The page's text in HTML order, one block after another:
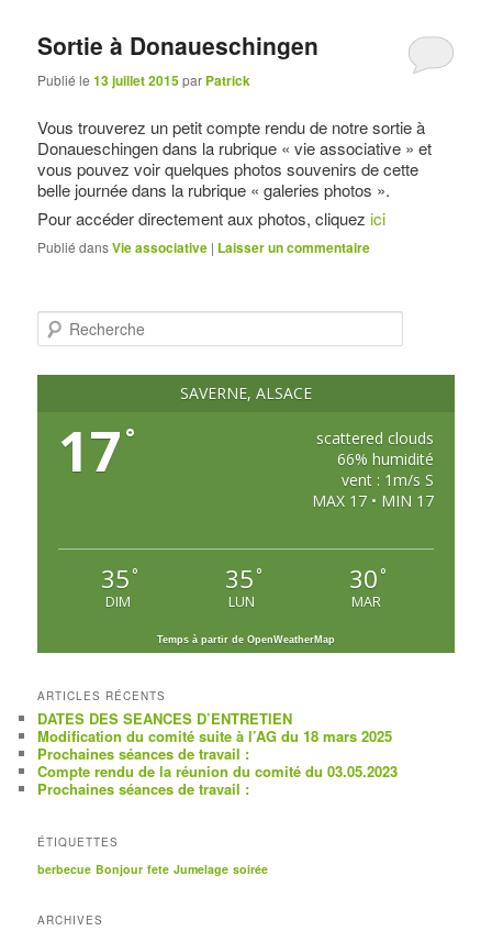
Sortie à Donaueschingen
Publié le13 juillet 2015par Patrick
Vous trouverez un petit compte rendu de notre sortie à
Donaueschingen dans la rubrique « vie associative » et
vous pouvez voir quelques photos souvenirs de cette
belle journée dans la rubrique « galeries photos ».
Pour accéder directement aux photos, cliquez ici
Publié dansVie associative | Laisser un commentaire
c
SAVERNE, ALSACE
17 °
scattered clouds
66% humidité
vent : 1m/s S
MAX 17 • MIN 17
35 °
DIM
35 °
LUN
30 °
MAR
Temps à partir de OpenWeatherMap
ARTICLES RÉCENTS
DATES DES SEANCES D’ENTRETIEN
Modification du comité suite à l’AG du 18 mars 2025
Prochaines séances de travail :
Compte rendu de la réunion du comité du 03.05.2023
Prochaines séances de travail :
ÉTIQUETTES
berbecue Bonjour fete Jumelage soirée
ARCHIVES